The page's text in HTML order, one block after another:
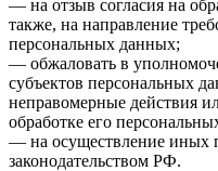
— на отзыв согласия на
также, на направление
персональных данных;
— обжаловать в
субъектов персональных
неправомерные действия
обработке его
— на осуществление иных
законодательством РФ.